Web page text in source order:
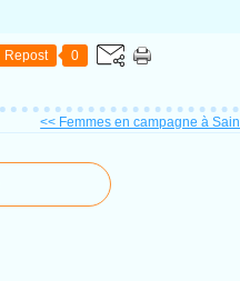
Repost 0
<< Femmes en campagne à